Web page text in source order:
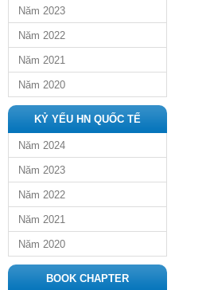
Năm 2023
Năm 2022
Năm 2021
Năm 2020
KỶ YẾU HN QUỐC TẾ
Năm 2024
Năm 2023
Năm 2022
Năm 2021
Năm 2020
BOOK CHAPTER